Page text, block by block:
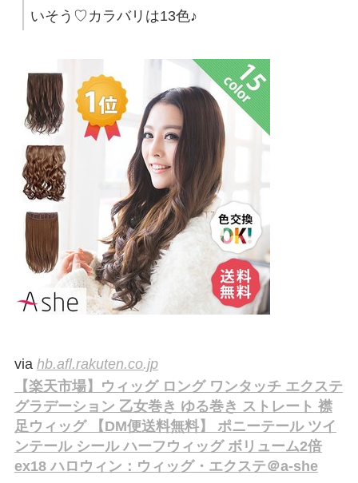
いそう♡カラバリは13色♪
via hb.afl.rakuten.co.jp
【楽天市場】ウィッグ ロング ワンタッチ エクステ
グラデーション 乙女巻き ゆる巻き ストレート 襟
足ウィッグ 【DM便送料無料】 ポニーテール ツイ
ンテール シール ハーフウィッグ ボリューム2倍
ex18 ハロウィン：ウィッグ・エクステ＠a-she